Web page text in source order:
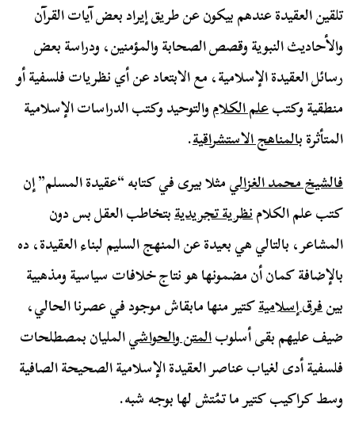
تلقين العقيدة عندهم بيكون عن طريق إيراد بعض آيات القرآن
والأحاديث النبوية وقصص الصحابة والمؤمنين، ودراسة بعض
رسائل العقيدة الإسلامية، مع الابتعاد عن أي نظريات فلسفية أو
منطقية وكتبعلم الكلاموالتوحيد وكتب الدراسات الإسلامية
المتأثرةبالمناهج الاستشراقية.
فالشيخ محمد الغزاليمثلا بيرى في كتابه “عقيدة المسلم” إن
كتب علم الكلامنظرية تجريديةبتخاطب العقل بس دون
المشاعر، بالتالي هي بعيدة عن المنهج السليم لبناء العقيدة، ده
بالإضافة كمان أن مضمونها هو نتاج خلافات سياسية ومذهبية
بينفرق إسلاميةكتير منها مابقاش موجود في عصرنا الحالي،
ضيف عليهم بقى أسلوبالمتن والحواشيالمليان بمصطلحات
فلسفية أدى لغياب عناصر العقيدة الإسلامية الصحيحة الصافية
وسط كراكيب كتير ما تمُتش لها بوجه شبه.